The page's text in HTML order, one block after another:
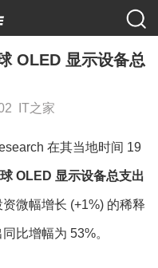
OLED 显示设备总
IT之家
在其当地时间 19
OLED 显示设备总支出
微幅增长 (+1%) 的稀释
比增幅为 53%。